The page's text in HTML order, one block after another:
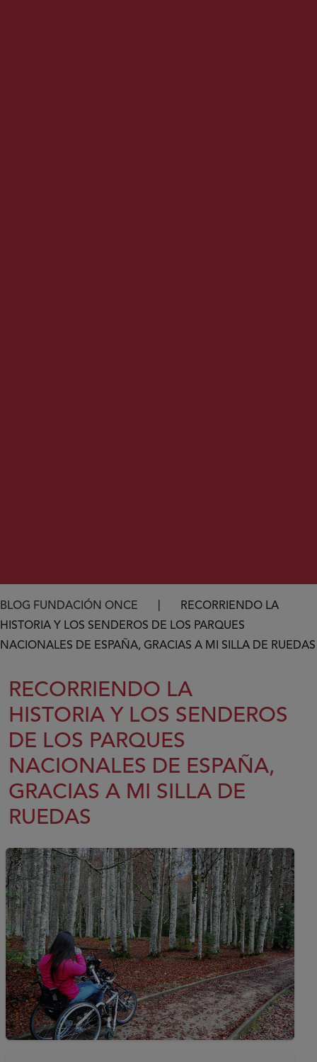
Ruta de navegación
BLOG FUNDACIÓN ONCE
RECORRIENDO LA
HISTORIA Y LOS SENDEROS DE LOS PARQUES
NACIONALES DE ESPAÑA, GRACIAS A MI SILLA DE RUEDAS
RECORRIENDO LA
HISTORIA Y LOS SENDEROS
DE LOS PARQUES
NACIONALES DE ESPAÑA,
GRACIAS A MI SILLA DE
RUEDAS